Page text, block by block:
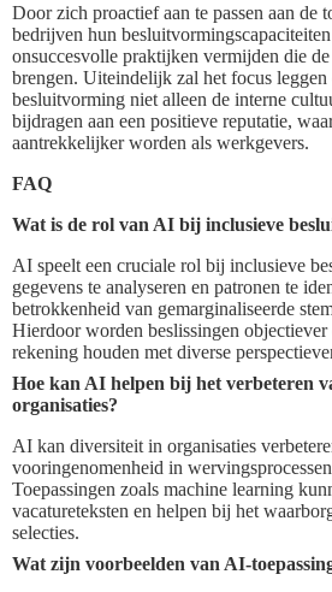
Door zich proactief aan te passen aan de
bedrijven hun
onsuccesvolle praktijken vermijden die
brengen. Uiteindelijk zal het focus
besluitvorming niet alleen de interne
bijdragen aan een positieve reputatie,
aantrekkelijker worden als werkgevers.
FAQ
Wat is de rol van AI bij inclusieve
AI speelt een cruciale rol bij inclusieve
gegevens te analyseren en patronen te
betrokkenheid van gemarginaliseerde
Hierdoor worden beslissingen objectiever
rekening houden met diverse
Hoe kan AI helpen bij het verbeteren
organisaties?
AI kan diversiteit in organisaties
vooringenomenheid in
Toepassingen zoals machine learning
vacatureteksten en helpen bij het
selecties.
Wat zijn voorbeelden van AI-